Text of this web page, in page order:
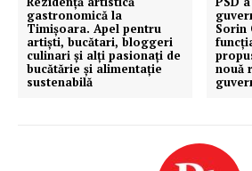
gastronomică la
Timișoara. Apel pentru
artiști, bucătari, bloggeri
culinari și alți pasionați de
bucătărie și alimentație
sustenabilă
Sorin
nouă